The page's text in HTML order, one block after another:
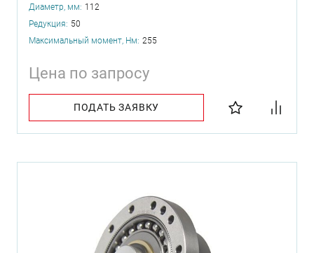
Диаметр, мм: 112
Редукция: 50
Максимальный момент, Нм: 255
Цена по запросу
ПОДАТЬ ЗАЯВКУ